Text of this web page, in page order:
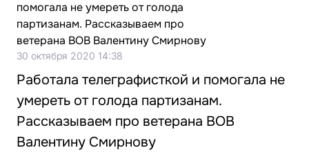
30 октября 2020 14:38
Работала телеграфисткой и помогала не
умереть от голода партизанам.
Рассказываем про ветерана ВОВ
Валентину Смирнову